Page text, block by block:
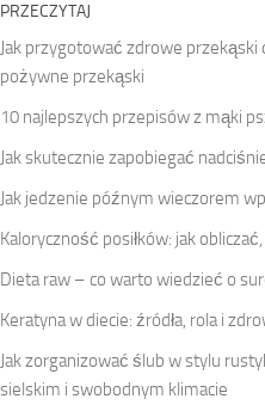
PRZECZYTAJ
Jak przygotować zdrowe przekąski
pożywne przekąski
10 najlepszych przepisów z mąki
Jak skutecznie zapobiegać
Jak jedzenie późnym wieczorem
Kaloryczność posiłków: jak
Dieta raw – co warto wiedzieć o
Keratyna w diecie: źródła, rola i
Jak zorganizować ślub w stylu
sielskim i swobodnym klimacie